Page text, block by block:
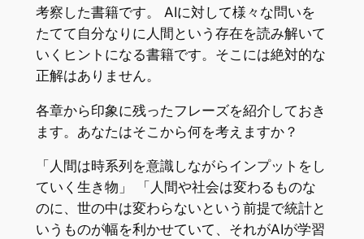
考察した書籍です。 AIに対して様々な問いを
たてて自分なりに人間という存在を読み解いて
いくヒントになる書籍です。そこには絶対的な
正解はありません。
各章から印象に残ったフレーズを紹介しておき
ます。あなたはそこから何を考えますか？
「人間は時系列を意識しながらインプットをし
ていく生き物」 「人間や社会は変わるものな
のに、世の中は変わらないという前提で統計と
いうものが幅を利かせていて、それがAIが学習